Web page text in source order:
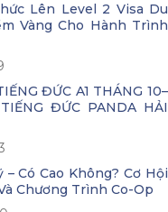
Lên Level 2 Visa Du
Vàng Cho Hành Trình
ĐỨC A1 THÁNG 10–
ĐỨC PANDA HẢI
Có Cao Không? Cơ Hội
Chương Trình Co-Op